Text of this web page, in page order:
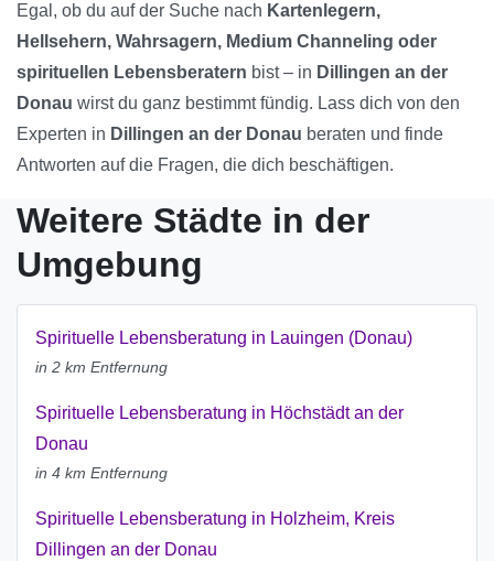
Egal, ob du auf der Suche nach Kartenlegern,
Hellsehern, Wahrsagern, Medium Channeling oder
spirituellen Lebensberatern bist – in Dillingen an der
Donau wirst du ganz bestimmt fündig. Lass dich von den
Experten in Dillingen an der Donau beraten und finde
Antworten auf die Fragen, die dich beschäftigen.
Weitere Städte in der
Umgebung
Spirituelle Lebensberatung in Lauingen (Donau)
in 2 km Entfernung
Spirituelle Lebensberatung in Höchstädt an der
Donau
in 4 km Entfernung
Spirituelle Lebensberatung in Holzheim, Kreis
Dillingen an der Donau